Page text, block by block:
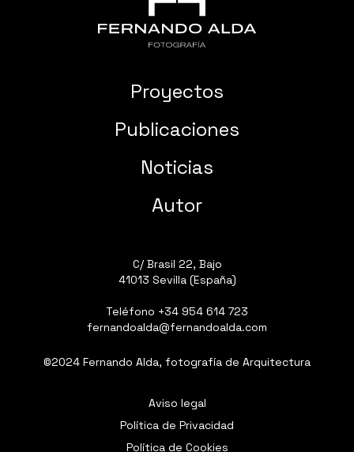
Proyectos
Publicaciones
Noticias
Autor
C/ Brasil 22, Bajo
41013 Sevilla (España)
Teléfono +34 954 614 723
fernandoalda@fernandoalda.com
©2024 Fernando Alda, fotografía de Arquitectura
Aviso legal
Política de Privacidad
Política de Cookies